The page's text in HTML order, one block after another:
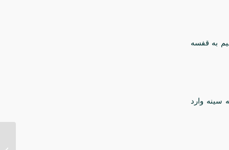
به قفسه
سینه وارد